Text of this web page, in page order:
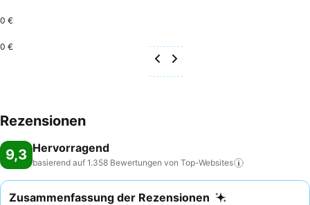
0 €
0 €
Rezensionen
9,3 Hervorragend
basierend auf 1.358 Bewertungen von Top-Websites
Zusammenfassung der Rezensionen